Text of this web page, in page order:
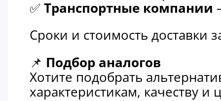
✅ Транспортные компании
Сроки и стоимость доставки
📌 Подбор аналогов
Хотите подобрать
характеристикам, качеству